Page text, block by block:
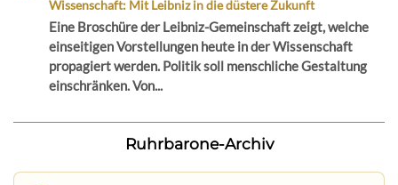
Wissenschaft: Mit Leibniz in die düstere Zukunft
Eine Broschüre der Leibniz-Gemeinschaft zeigt, welche
einseitigen Vorstellungen heute in der Wissenschaft
propagiert werden. Politik soll menschliche Gestaltung
einschränken. Von...
Ruhrbarone-Archiv